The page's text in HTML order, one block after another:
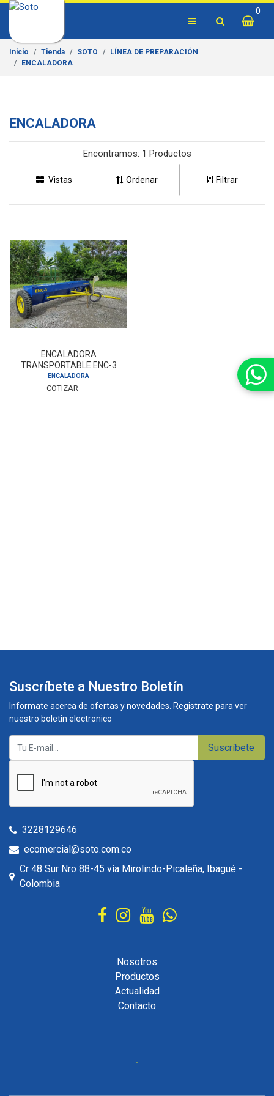
0
Inicio Tienda SOTO
LÍNEA DE PREPARACIÓN
ENCALADORA
ENCALADORA
Encontramos: 1 Productos
Vistas Ordenar Filtrar
ENCALADORA
TRANSPORTABLE ENC-3
ENCALADORA
COTIZAR
Suscríbete a Nuestro Boletín
Informate acerca de ofertas y novedades. Registrate para ver
nuestro boletin electronico
Suscríbete
3228129646
ecomercial@soto.com.co
Cr 48 Sur Nro 88-45 vía Mirolindo-Picaleña, Ibagué -
Colombia
Nosotros
Productos
Actualidad
Contacto